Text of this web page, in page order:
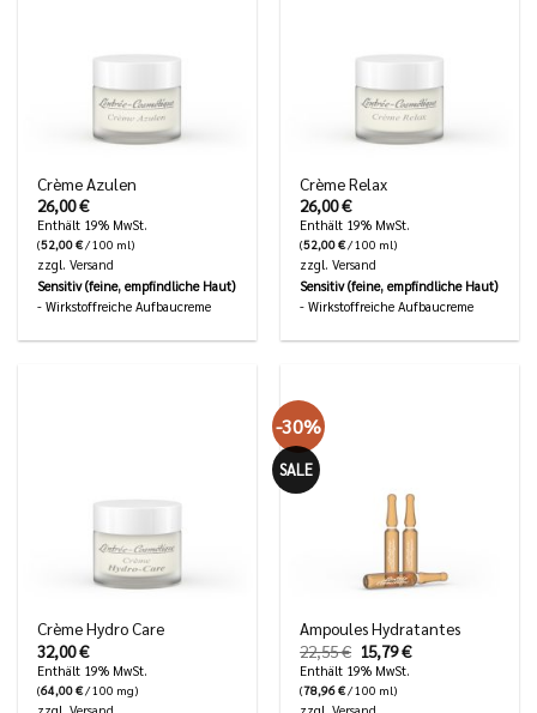
Crème Azulen
26,00€
Enthält 19% MwSt.
(52,00€/ 100 ml)
zzgl.Versand
Sensitiv (feine, empfindliche Haut)
- Wirkstoffreiche Aufbaucreme
Crème Relax
26,00€
Enthält 19% MwSt.
(52,00€/ 100 ml)
zzgl.Versand
Sensitiv (feine, empfindliche Haut)
- Wirkstoffreiche Aufbaucreme
Crème Hydro Care
32,00€
Enthält 19% MwSt.
(64,00€/ 100 mg)
-30%
SALE
Ampoules Hydratantes
22,55€ Ursprünglicher
Preis
war:
22,55 €
15,79€Aktueller
Preis
Enthält 19% MwSt.
(78,96€/ 100 ml)